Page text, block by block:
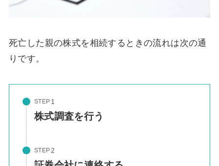
死亡した親の株式を相続するときの流れは次の通
りです。
STEP
株式調査を行う
STEP